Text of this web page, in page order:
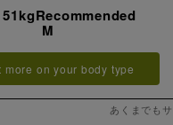
M
more on your body type
あくまでも